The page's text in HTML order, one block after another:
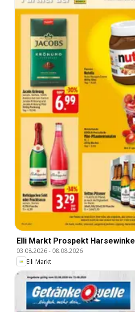
Elli Markt Prospekt Harsewinkel
03.08.2026- 08.08.2026
Elli Markt